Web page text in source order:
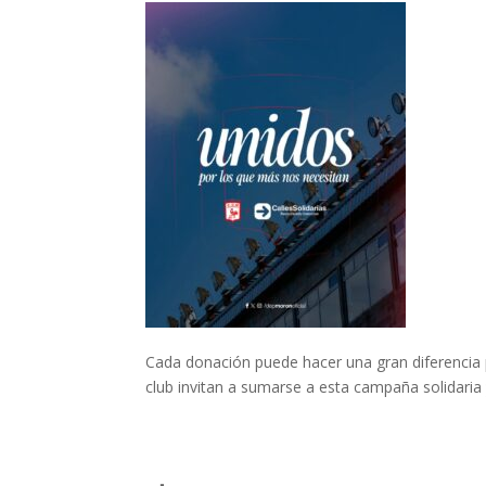
Cada donación puede hacer una gran
club invitan a sumarse a esta campaña